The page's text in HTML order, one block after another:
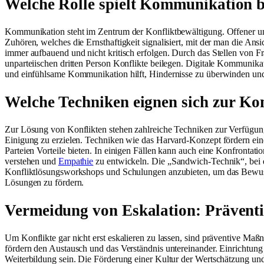
Welche Rolle spielt Kommunikation
Kommunikation steht im Zentrum der Konfliktbewältigung. Offener
Zuhören, welches die Ernsthaftigkeit signalisiert, mit der man die
immer aufbauend und nicht kritisch erfolgen. Durch das Stellen von
unparteiischen dritten Person Konflikte beilegen. Digitale
und einfühlsame Kommunikation hilft, Hindernisse zu überwinden
Welche Techniken eignen sich zur
Zur Lösung von Konflikten stehen zahlreiche Techniken zur
Einigung zu erzielen. Techniken wie das Harvard-Konzept fördern
Parteien Vorteile bieten. In einigen Fällen kann auch eine
verstehen und Empathie zu entwickeln. Die „Sandwich-Technik“,
Konfliktlösungsworkshops und Schulungen anzubieten, um das
Lösungen zu fördern.
Vermeidung von Eskalation:
Um Konflikte gar nicht erst eskalieren zu lassen, sind präventive
fördern den Austausch und das Verständnis untereinander.
Weiterbildung sein. Die Förderung einer Kultur der Wertschätzung